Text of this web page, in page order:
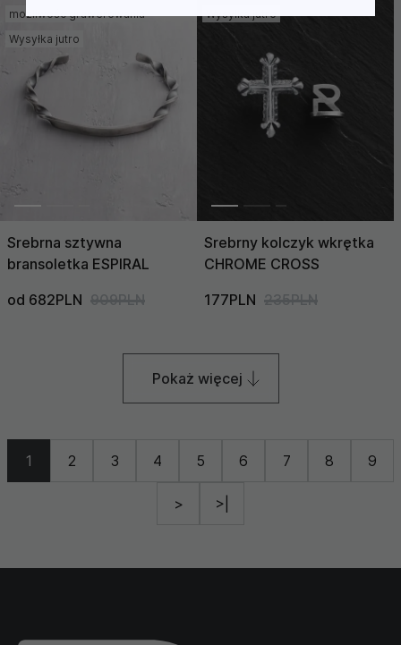
możliwość grawerowania
Wysyłka jutro
Srebrna sztywna
bransoletka ESPIRAL
od 682PLN 909PLN
Wysyłka jutro
Srebrny kolczyk wkrętka
CHROME CROSS
177PLN 235PLN
Pokaż więcej
1 2 3 4 5 6 7 8 9
> >|